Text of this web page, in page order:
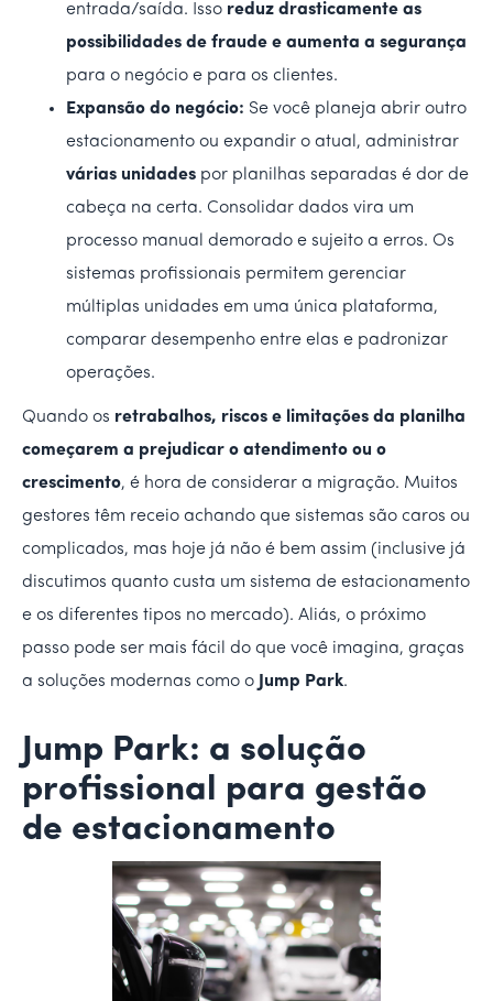
entrada/saída. Isso reduz drasticamente as
possibilidades de fraude e aumenta a segurança
para o negócio e para os clientes.
Expansão do negócio: Se você planeja abrir outro
estacionamento ou expandir o atual, administrar
várias unidades por planilhas separadas é dor de
cabeça na certa. Consolidar dados vira um
processo manual demorado e sujeito a erros. Os
sistemas profissionais permitem gerenciar
múltiplas unidades em uma única plataforma,
comparar desempenho entre elas e padronizar
operações.
Quando os retrabalhos, riscos e limitações da planilha
começarem a prejudicar o atendimento ou o
crescimento, é hora de considerar a migração. Muitos
gestores têm receio achando que sistemas são caros ou
complicados, mas hoje já não é bem assim (inclusive já
discutimos quanto custa um sistema de estacionamento
e os diferentes tipos no mercado). Aliás, o próximo
passo pode ser mais fácil do que você imagina, graças
a soluções modernas como o
Jump Park.
Jump Park: a solução
profissional para gestão
de estacionamento